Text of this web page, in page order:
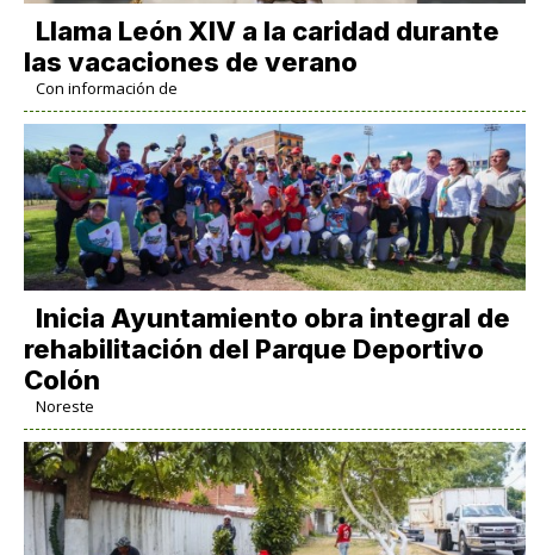
Llama León XIV a la caridad durante
las vacaciones de verano
Con información de
Inicia Ayuntamiento obra integral de
rehabilitación del Parque Deportivo
Colón
Noreste